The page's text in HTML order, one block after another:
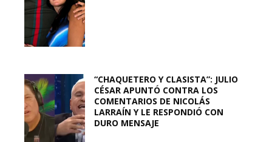
“CHAQUETERO Y CLASISTA”: JULIO
CÉSAR APUNTÓ CONTRA LOS
COMENTARIOS DE NICOLÁS
LARRAÍN Y LE RESPONDIÓ CON
DURO MENSAJE